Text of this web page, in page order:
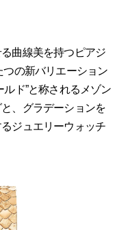
曲線美を持つピアジ
つの新バリエーション
ド”と称されるメゾン
、グラデーションを
ジュエリーウォッチ